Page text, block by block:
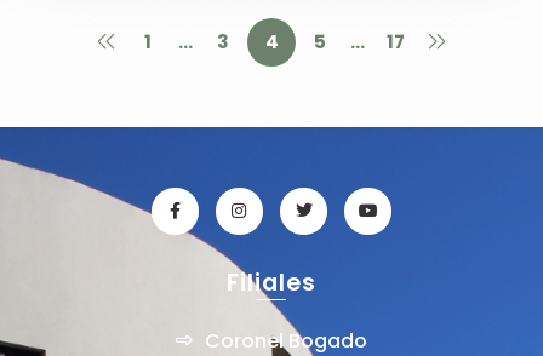
1 … 3 4 5 … 17
Filiales
Coronel Bogado